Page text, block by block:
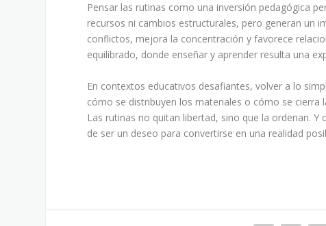
Pensar las rutinas como una inversión pedagógica
recursos ni cambios estructurales, pero generan un
conflictos, mejora la concentración y favorece
equilibrado, donde enseñar y aprender resulta una
En contextos educativos desafiantes, volver a lo
cómo se distribuyen los materiales o cómo se cierra
Las rutinas no quitan libertad, sino que la ordenan.
de ser un deseo para convertirse en una realidad